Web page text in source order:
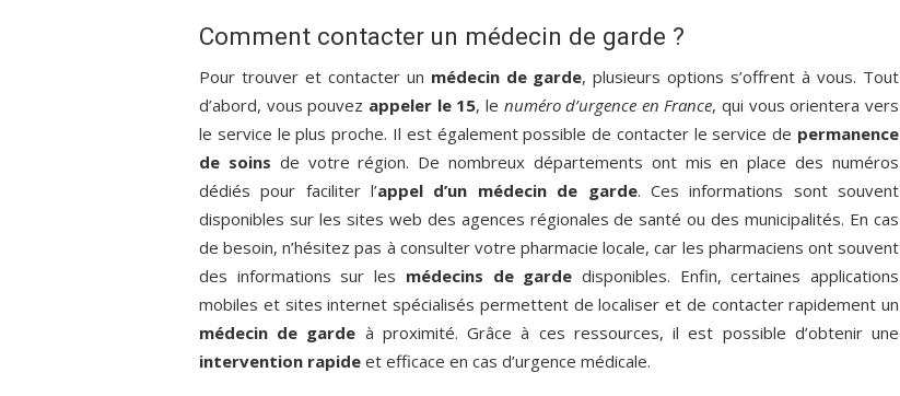
Comment contacter un médecin de garde ?
Pour trouver et contacter un médecin de garde, plusieurs options s’offrent à vous. Tout
d’abord, vous pouvez appeler le 15, le numéro d’urgence en France, qui vous orientera vers
le service le plus proche. Il est également possible de contacter le service de permanence
de soins de votre région. De nombreux départements ont mis en place des numéros
dédiés pour faciliter l’appel d’un médecin de garde. Ces informations sont souvent
disponibles sur les sites web des agences régionales de santé ou des municipalités. En cas
de besoin, n’hésitez pas à consulter votre pharmacie locale, car les pharmaciens ont souvent
des informations sur les médecins de garde disponibles. Enfin, certaines applications
mobiles et sites internet spécialisés permettent de localiser et de contacter rapidement un
médecin de garde à proximité. Grâce à ces ressources, il est possible d’obtenir une
intervention rapide et efficace en cas d’urgence médicale.